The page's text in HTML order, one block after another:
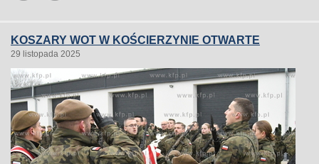
KOSZARY WOT W KOŚCIERZYNIE OTWARTE
29 listopada 2025